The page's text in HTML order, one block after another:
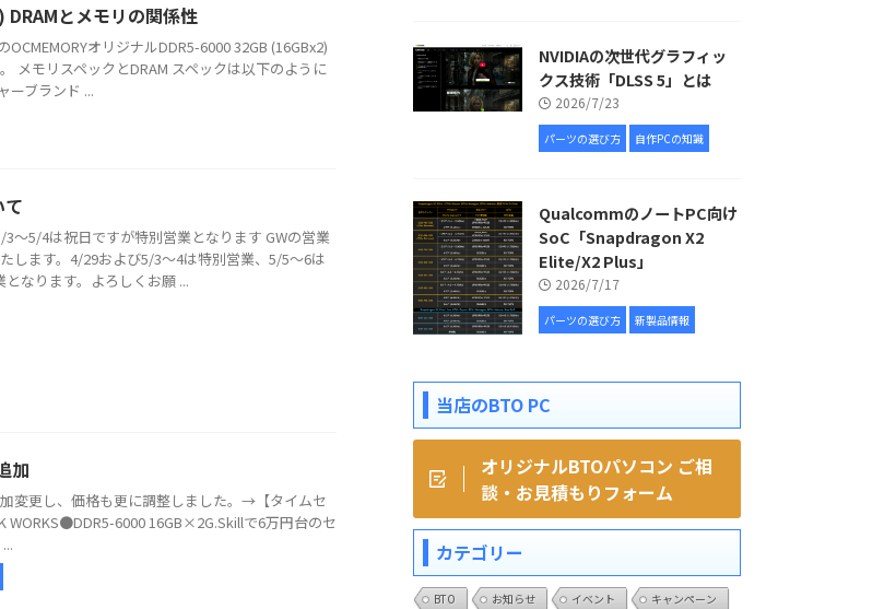
とメモリの関係性
OCMEMORYオリジナルDDR5-6000 32GB (16GBx2)
メモリスペックとDRAM スペックは以下のように
ーブランド ...
て
3～5/4は祝日ですが特別営業となります GWの営業
します。4/29および5/3～4は特別営業、5/5～6は
なります。よろしくお願 ...
加
変更し、価格も更に調整しました。→【タイムセ
WORKS●DDR5-6000 16GB×2G.Skillで6万円台のセ
NVIDIAの次世代グラフィッ
クス技術「DLSS 5」とは
2026/7/23
パーツの選び方 自作PCの知識
QualcommのノートPC向け
SoC「Snapdragon X2
Elite/X2 Plus」
2026/7/17
パーツの選び方 新製品情報
当店のBTO PC
オリジナルBTOパソコン ご相
談・お見積もりフォーム
カテゴリー
BTO お知らせ イベント
キャンペーン